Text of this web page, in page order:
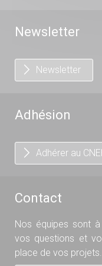
Newsletter
Newsletter
Adhésion
Adhérer au
Contact
Nos équipes sont
vos questions et
place de vos projets.